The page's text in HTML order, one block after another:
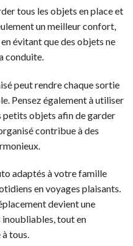
tous les objets en place et
un meilleur confort,
évitant que des objets ne
conduite.
peut rendre chaque sortie
Pensez également à utiliser
petits objets afin de garder
contribue à des
adaptés à votre famille
en voyages plaisants.
devient une
inoubliables, tout en
tous.